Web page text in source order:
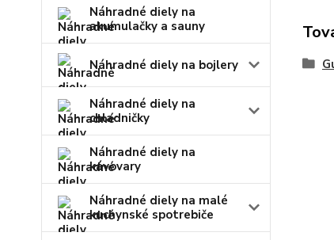
Náhradné diely na
akumulačky a sauny
Náhradné diely na bojlery
Náhradné diely na
chladničky
Náhradné diely na
kávovary
Náhradné diely na malé
kuchynské spotrebiče